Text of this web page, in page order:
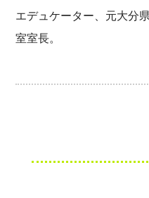
エデュケーター、元大分
室室長。